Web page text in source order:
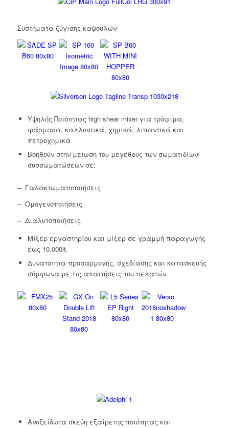
Συστήματα ζύγισης καψουλών
Υψηλής Ποιότητας high shear mixer για τρόφιμα,
φάρμακα, καλλυντικά, χημικά, λιπαντικά και
πετροχημικά
Βοηθούν στην μείωση του μεγέθους των σωματιδίων/
συσσωματώσεων σε:
– Γαλακτωματοποιήσεις
– Ομογενοποιήσεις
– Διαλυτοποιήσεις
Μίξερ εργαστηρίου και μίξερ σε γραμμή παραγωγής
έως 10.000lt.
Δυνατότητα προσαρμογής, σχεδίασης και κατασκευής
σύμφωνα με τις απαιτήσεις του πελατών.
Ανοξείδωτα σκεύη εξαίρετης ποιότητας και